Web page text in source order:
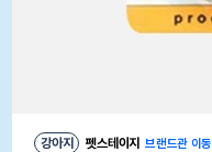
강아지 펫스테이지 브랜드관 이동